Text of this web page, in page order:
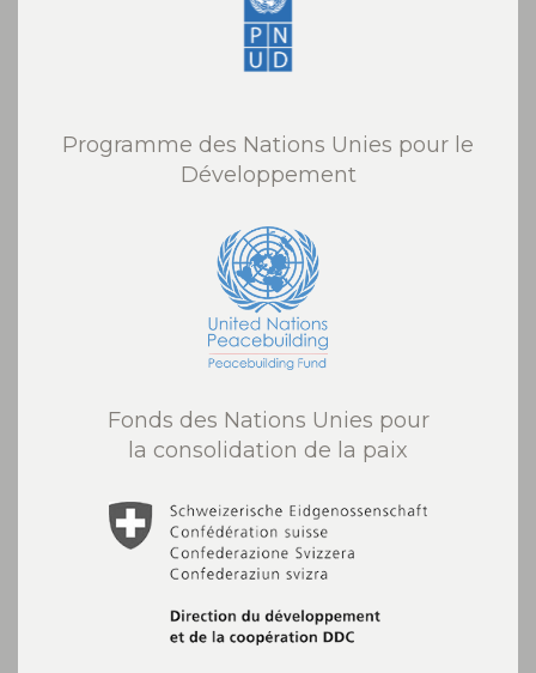
Programme des Nations Unies pour le
Développement
Fonds des Nations Unies pour
la consolidation de la paix